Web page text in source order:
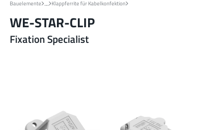
Produkte
Referenzdesigns
Design Kits
Bauelemente ... Klappferrite für Kabelkonfektion
WE-STAR-CLIP
Fixation Specialist